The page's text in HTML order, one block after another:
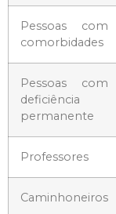
Pessoas com
comorbidades
Pessoas com
deficiência
permanente
Professores
Caminhoneiros